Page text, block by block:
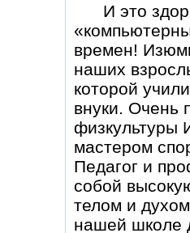
И это
времен!
наших
которой
внуки. Очень
физкультуры
мастером
Педагог и
собой
телом и
нашей школе